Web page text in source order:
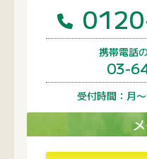
携帯電話
03-
受付時間：月